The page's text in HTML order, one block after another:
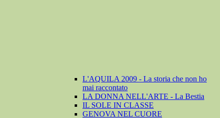
L'AQUILA 2009 - La storia che non ho
mai raccontato
LA DONNA NELL'ARTE - La Bestia
IL SOLE IN CLASSE
GENOVA NEL CUORE